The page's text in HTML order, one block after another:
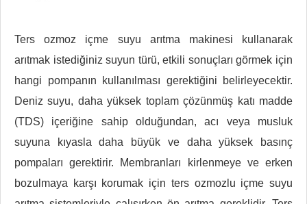
Ters ozmoz içme suyu arıtma makinesi kullanarak
arıtmak istediğiniz suyun türü, etkili sonuçları görmek için
hangi pompanın kullanılması gerektiğini belirleyecektir.
Deniz suyu, daha yüksek toplam çözünmüş katı madde
(TDS) içeriğine sahip olduğundan, acı veya musluk
suyuna kıyasla daha büyük ve daha yüksek basınç
pompaları gerektirir. Membranları kirlenmeye ve erken
bozulmaya karşı korumak için ters ozmozlu içme suyu